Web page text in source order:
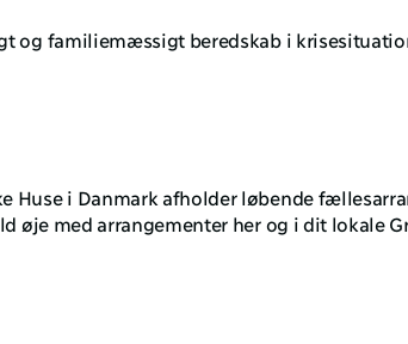
og familiemæssigt beredskab i
Huse i Danmark afholder løbende
øje med arrangementer her og i dit lokale